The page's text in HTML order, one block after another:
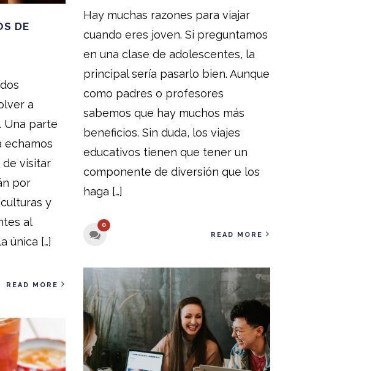
Hay muchas razones para viajar
cuando eres joven. Si preguntamos
en una clase de adolescentes, la
principal sería pasarlo bien. Aunque
como padres o profesores
sabemos que hay muchos más
beneficios. Sin duda, los viajes
educativos tienen que tener un
componente de diversión que los
haga […]
0
READ MORE
DE
a
Una parte
echamos
de visitar
por
y
al
única […]
READ MORE